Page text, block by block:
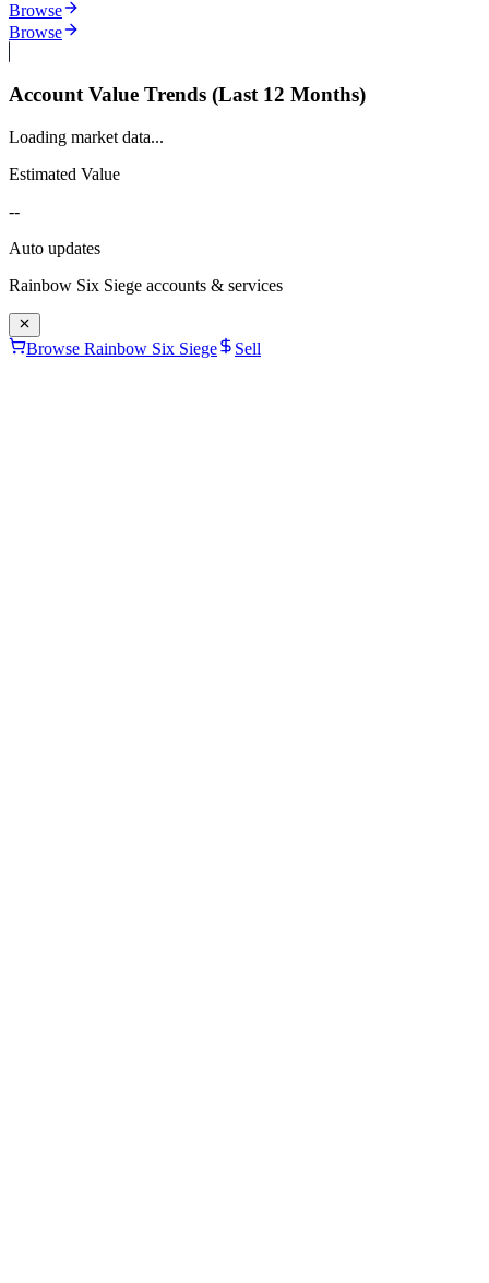
Browse
Browse
Account Value Trends (Last 12 Months)
Loading market data...
Estimated Value
--
Auto updates
Rainbow Six Siege accounts & services
Browse Rainbow Six Siege Sell